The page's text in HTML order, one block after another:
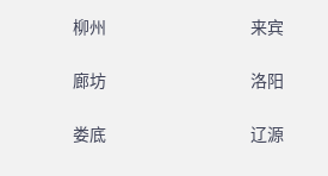
柳州 来宾
廊坊 洛阳
娄底 辽源